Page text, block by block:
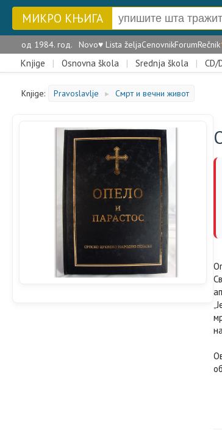
МИКРО КЊИГА
од 1984. год. Novo♥ Lista željaCenovnikForumRečnik
Knjige | Osnovna škola | Srednja škola | CD/
Knjige: Pravoslavlje ► Смрт и вечни живот